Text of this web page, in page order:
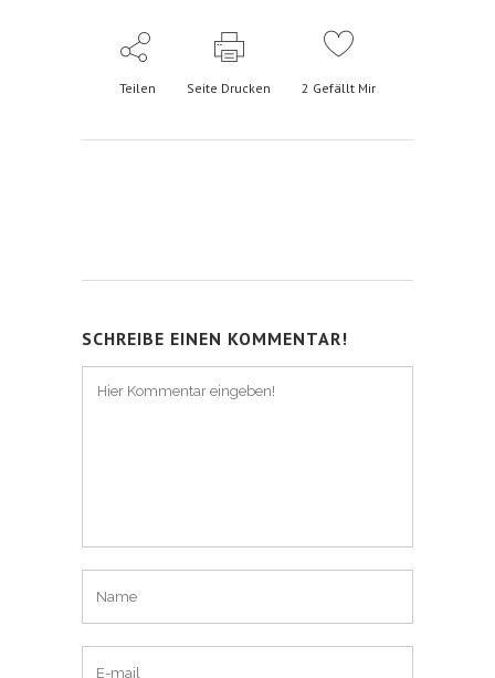
Teilen Seite Drucken 2 Gefällt Mir
SCHREIBE EINEN KOMMENTAR!